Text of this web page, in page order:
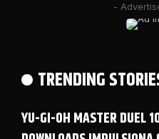
-
TRENDING
YU-GI-OH MASTER DUEL